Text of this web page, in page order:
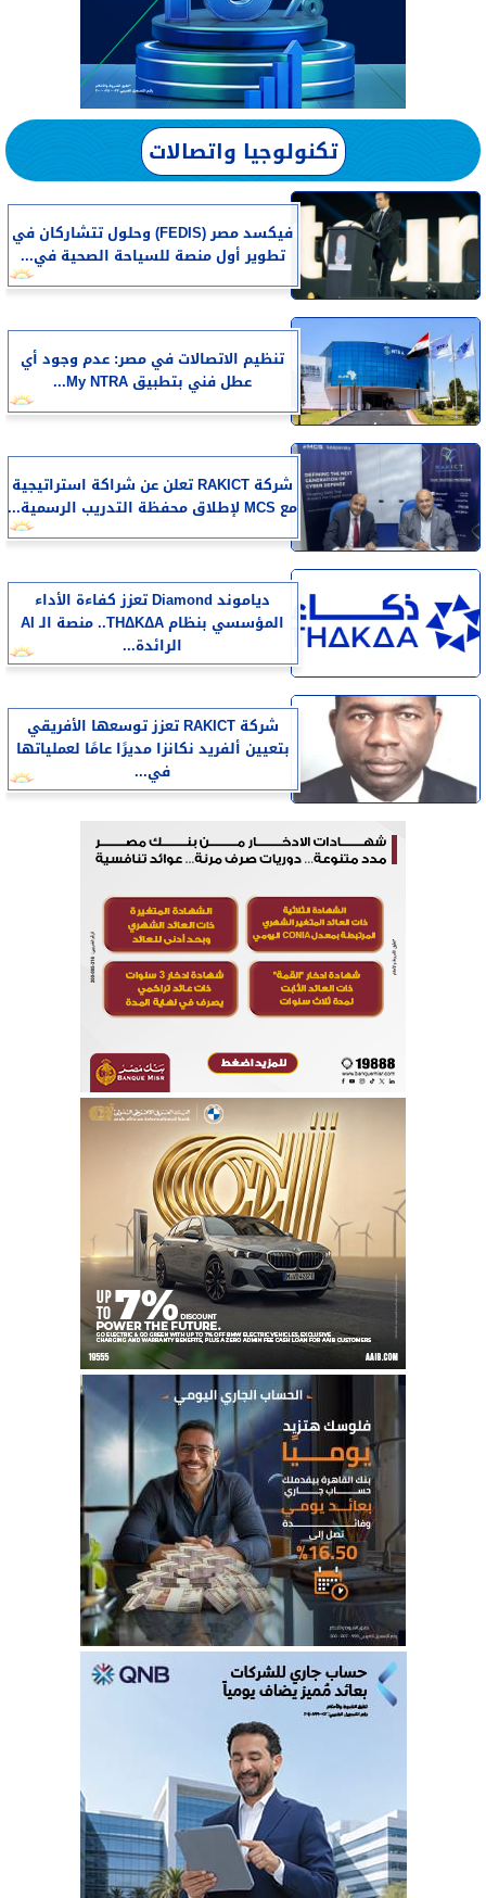
تكنولوجيا واتصالات
فيكسد مصر (FEDIS) وحلول تتشاركان في
تطوير أول منصة للسياحة الصحية في...
تنظيم الاتصالات في مصر: عدم وجود أي
عطل فني بتطبيق My NTRA...
شركة RAKICT تعلن عن شراكة استراتيجية
مع MCS لإطلاق محفظة التدريب الرسمية...
دياموند Diamond تعزز كفاءة الأداء
المؤسسي بنظام THΔKΔA.. منصة الـ AI
الرائدة...
شركة RAKICT تعزز توسعها الأفريقي
بتعيين ألفريد نكانزا مديرًا عامًا لعملياتها
في...